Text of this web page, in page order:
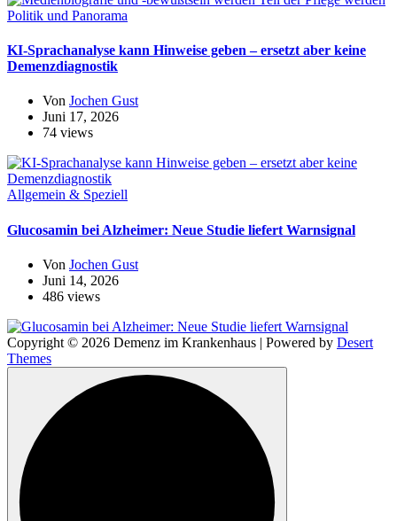
Politik und Panorama
KI-Sprachanalyse kann Hinweise geben – ersetzt aber keine
Demenzdiagnostik
Von Jochen Gust
Juni 17, 2026
74 views
Allgemein & Speziell
Glucosamin bei Alzheimer: Neue Studie liefert Warnsignal
Von Jochen Gust
Juni 14, 2026
486 views
Copyright © 2026 Demenz im Krankenhaus | Powered by Desert
Themes